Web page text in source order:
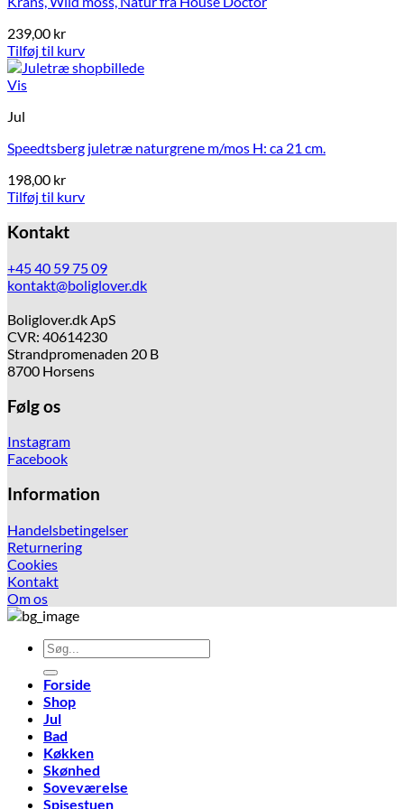
239,00 kr
Tilføj til kurv
Vis
Jul
Speedtsberg juletræ naturgrene m/mos H: ca 21 cm.
198,00 kr
Tilføj til kurv
Kontakt
+45 40 59 75 09
kontakt@boliglover.dk
Boliglover.dk ApS
CVR: 40614230
Strandpromenaden 20 B
8700 Horsens
Følg os
Instagram
Facebook
Information
Handelsbetingelser
Returnering
Cookies
Kontakt
Om os
Søg
efter:
Forside
Shop
Jul
Bad
Køkken
Skønhed
Soveværelse
Spisestuen